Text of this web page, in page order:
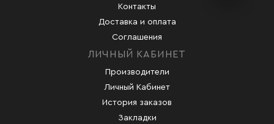
Контакты
Доставка и оплата
Соглашения
ЛИЧНЫЙ КАБИНЕТ
Производители
Личный Кабинет
История заказов
Закладки